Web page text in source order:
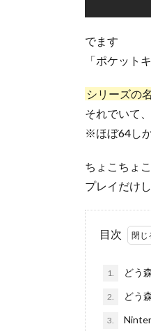
でます
「ポケット
シリーズの
それでいて
※ほぼ64し
ちょこちょ
プレイだけ
目次
1. どう
2. どう
3.